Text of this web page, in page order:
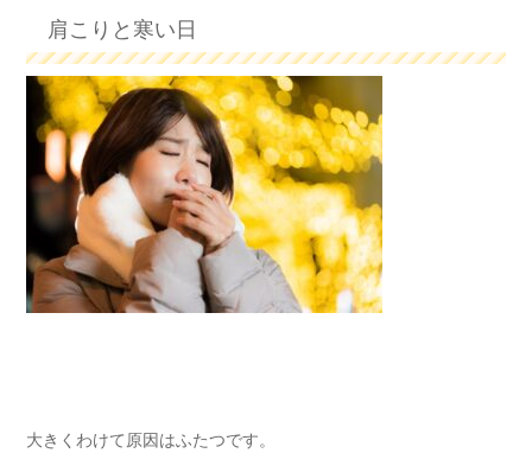
肩こりと寒い日
大きくわけて原因はふたつです。